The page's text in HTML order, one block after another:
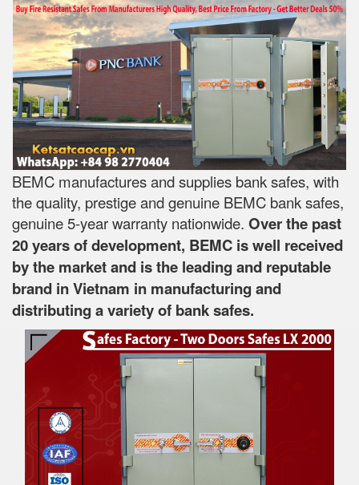
BEMC manufactures and supplies bank safes, with
the quality, prestige and genuine BEMC bank safes,
genuine 5-year warranty nationwide. Over the past
20 years of development, BEMC is well received
by the market and is the leading and reputable
brand in Vietnam in manufacturing and
distributing a variety of bank safes.